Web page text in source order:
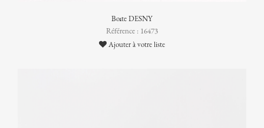
Boîte DESNY
Référence : 16473
Ajouter à votre liste